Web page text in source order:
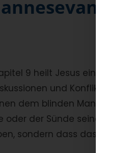
9 heilt Jesus einen
und Konflikten
dem blinden Mann, und
oder der Sünde seiner
sondern dass das Werk